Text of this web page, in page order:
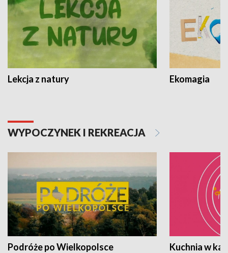
Lekcja z natury Ekomagia
WYPOCZYNEK I REKREACJA
Podróże po Wielkopolsce Kuchnia w